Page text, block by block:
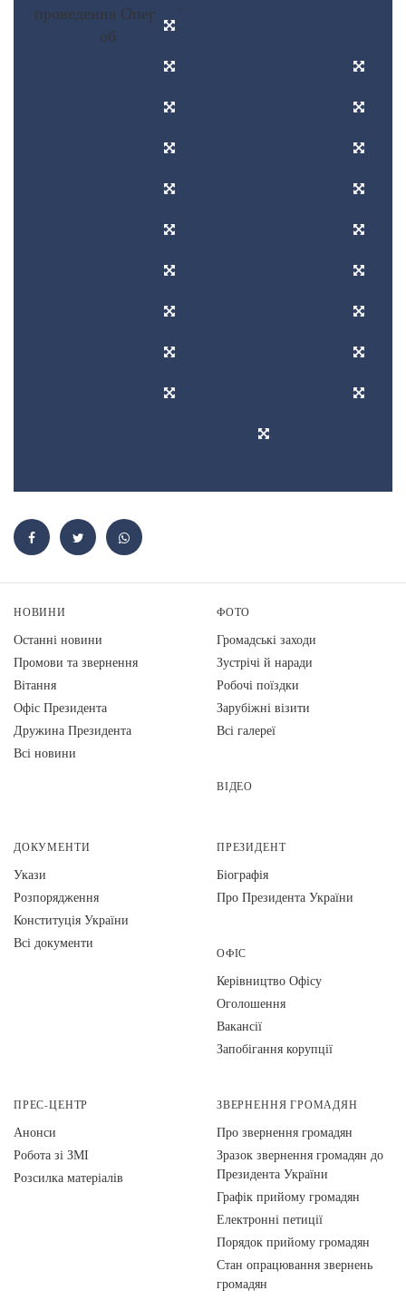
НОВИНИ
Останні новини
Промови та звернення
Вiтання
Офіс Президента
Дружина Президента
Всі новини
ФОТО
Громадські заходи
Зустрічі й наради
Робочі поїздки
Зарубіжні візити
Всі галереї
ВІДЕО
ДОКУМЕНТИ
Укази
Розпорядження
Конституція України
Всі документи
ПРЕЗИДЕНТ
Біографія
Про Президента України
ОФІС
Керівництво Офісу
Оголошення
Вакансії
Запобігання корупції
ПРЕС-ЦЕНТР
Анонси
Робота зі ЗМІ
Розсилка матеріалів
ЗВЕРНЕННЯ ГРОМАДЯН
Про звернення громадян
Зразок звернення громадян до
Президента України
Графік прийому громадян
Електронні петиції
Порядок прийому громадян
Стан опрацювання звернень
громадян